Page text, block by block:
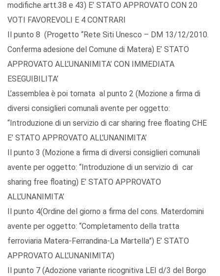
modifiche artt.38 e 43) E’ STATO APPROVATO CON 20
VOTI FAVOREVOLI E 4 CONTRARI
Il punto 8 (Progetto “Rete Siti Unesco – DM 13/12/2010.
Conferma adesione del Comune di Matera) E’ STATO
APPROVATO ALL’UNANIMITA’ CON IMMEDIATA
ESEGUIBILITA’
L’assemblea è poi tornata al punto 2 (Mozione a firma di
diversi consiglieri comunali avente per oggetto:
“Introduzione di un servizio di car sharing free floating CHE
E’ STATO APPROVATO ALL’UNANIMITA’
Il punto 3 (Mozione a firma di diversi consiglieri comunali
avente per oggetto: “Introduzione di un servizio di car
sharing free floating) E’ STATO APPROVATO
ALL’UNANIMITA’
Il punto 4(Ordine del giorno a firma del cons. Materdomini
avente per oggetto: “Completamento della tratta
ferroviaria Matera-Ferrandina-La Martella”) E’ STATO
APPROVATO ALL’UNANIMITA’)
Il punto 7 (Adozione variante ricognitiva LEI d/3 del Borgo